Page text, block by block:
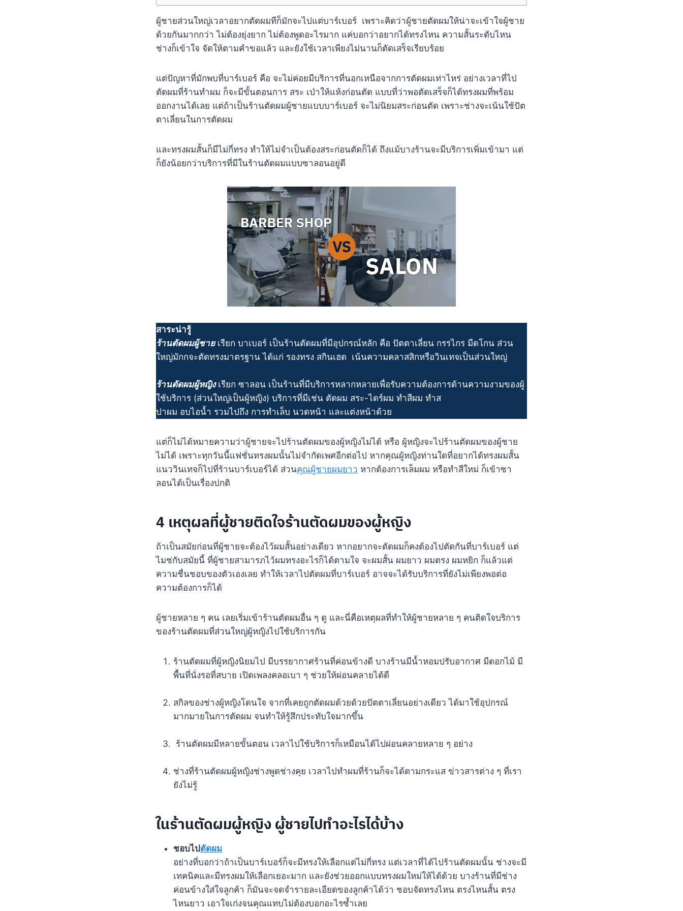
ผู้ชายส่วนใหญ่เวลาอยากตัดผมทีก็มักจะไปแต่บาร์เบอร์ เพราะคิดว่าผู้ชายตัดผมให้น่าจะเข้าใจผู้ชาย
ด้วยกันมากกว่า ไม่ต้องยุ่งยาก ไม่ต้องพูดอะไรมาก แค่บอกว่าอยากได้ทรงไหน ความสั้นระดับไหน
ช่างก็เข้าใจ จัดให้ตามคำขอแล้ว และยังใช้เวลาเพียงไม่นานก็ตัดเสร็จเรียบร้อย
แต่ปัญหาที่มักพบที่บาร์เบอร์ คือ จะไม่ค่อยมีบริการที่นอกเหนือจากการตัดผมเท่าไหร่ อย่างเวลาที่ไป
ตัดผมที่ร้านทำผม ก็จะมีขั้นตอนการ สระ เป่าให้แห้งก่อนตัด แบบที่ว่าพอตัดเสร็จก็ได้ทรงผมที่พร้อม
ออกงานได้เลย แต่ถ้าเป็นร้านตัดผมผู้ชายแบบบาร์เบอร์ จะไม่นิยมสระก่อนตัด เพราะช่างจะเน้นใช้ปัต
ตาเลี่ยนในการตัดผม
และทรงผมสั้นก็มีไม่กี่ทรง ทำให้ไม่จำเป็นต้องสระก่อนตัดก็ได้ ถึงแม้บางร้านจะมีบริการเพิ่มเข้ามา แต่
ก็ยังน้อยกว่าบริการที่มีในร้านตัดผมแบบซาลอนอยู่ดี
สาระน่ารู้
ร้านตัดผมผู้ชายเรียก บาเบอร์ เป็นร้านตัดผมที่มีอุปกรณ์หลัก คือ ปัตตาเลี่ยน กรรไกร มีดโกน ส่วน
ใหญ่มักกจะตัดทรงมาตรฐาน ได้แก่ รองทรง สกินเฮด เน้นความคลาสสิกหรือวินเทจเป็นส่วนใหญ่
ร้านตัดผมผู้หญิงเรียก ซาลอน เป็นร้านที่มีบริการหลากหลายเพื่อรับความต้องการด้านความงามของผู้
ใช้บริการ (ส่วนใหญ่เป็นผู้หญิง) บริการที่มีเช่น ตัดผม สระ-ไดร์ผม ทำสีผม ทำส
ปาผม อบไอน้ำ รวมไปถึง การทำเล็บ นวดหน้า และแต่งหน้าด้วย
แต่ก็ไม่ได้หมายความว่าผู้ชายจะไปร้านตัดผมของผู้หญิงไม่ได้ หรือ ผู้หญิงจะไปร้านตัดผมของผู้ชาย
ไม่ได้ เพราะทุกวันนี้แฟชั่นทรงผมนั้นไม่จำกัดเพศอีกต่อไป หากคุณผู้หญิงท่านใดที่อยากได้ทรงผมสั้น
แนววินเทจก็ไปที่ร้านบาร์เบอร์ได้ ส่วนคุณผู้ชายผมยาว หากต้องการเล็มผม หรือทำสีใหม่ ก็เข้าซา
ลอนได้เป็นเรื่องปกติ
4 เหตุผลที่ผู้ชายติดใจร้านตัดผมของผู้หญิง
ถ้าเป็นสมัยก่อนที่ผู้ชายจะต้องไว้ผมสั้นอย่างเดียว หากอยากจะตัดผมก็คงต้องไปตัดกันที่บาร์เบอร์ แต่
ไมช่กับสมัยนี้ ที่ผู้ชายสามารภไว้ผมทรงอะไรก็ได้ตามใจ จะผมสั้น ผมยาว ผมตรง ผมหยิก ก็แล้วแต่
ความชื่นชอบของตัวเองเลย ทำให้เวลาไปตัดผมที่บาร์เบอร์ อาจจะได้รับบริการที่ยังไม่เพียงพอต่อ
ความต้องการก็ได้
ผู้ชายหลาย ๆ คน เลยเริ่มเข้าร้านตัดผมอื่น ๆ ดู และนี่คือเหตุผลที่ทำให้ผู้ชายหลาย ๆ คนติดใจบริการ
ของร้านตัดผมที่ส่วนใหญ่ผู้หญิงไปใช้บริการกัน
ร้านตัดผมที่ผู้หญิงนิยมไป มีบรรยากาศร้านที่ค่อนข้างดี บางร้านมีน้ำหอมปรับอากาศ มีดอกไม้ มี
พื้นที่นั่งรอที่สบาย เปิดเพลงคลอเบา ๆ ช่วยให้ผ่อนคลายได้ดี
สกิลของช่างผู้หญิงโดนใจ จากที่เคยถูกตัดผมด้วยด้วยปัตตาเลี่ยนอย่างเดียว ได้มาใช้อุปกรณ์
มากมายในการตัดผม จนทำให้รู้สึกประทับใจมากขึ้น
ร้านตัดผมมีหลายขั้นตอน เวลาไปใช้บริการก็เหมือนได้ไปผ่อนคลายหลาย ๆ อย่าง
ช่างที่ร้านตัดผมผู้หญิงช่างพูดช่างคุย เวลาไปทำผมที่ร้านก็จะได้ตามกระแส ข่าวสารต่าง ๆ ที่เรา
ยังไม่รู้
ในร้านตัดผมผู้หญิง ผู้ชายไปทำอะไรได้บ้าง
ชอบไปตัดผม
อย่างที่บอกว่าถ้าเป็นบาร์เบอร์ก็จะมีทรงให้เลือกแต่ไม่กี่ทรง แต่เวลาที่ได้ไปร้านตัดผมนั้น ช่างจะมี
เทคนิคและมีทรงผมให้เลือกเยอะมาก และยังช่วยออกแบบทรงผมใหม่ให้ได้ด้วย บางร้านที่มีช่าง
ค่อนข้างใส่ใจลูกค้า ก็มันจะจดจำรายละเอียดของลูกค้าได้ว่า ชอบจัดทรงไหน ตรงไหนสั้น ตรง
ไหนยาว เอาใจเก่งจนคุณแทบไม่ต้องบอกอะไรซ้ำเลย